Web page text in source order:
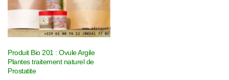
Produit Bio 201 : Ovule Argile
Plantes traitement naturel de
Prostatite